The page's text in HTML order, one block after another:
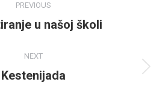
PREVIOUS
Previous
u našoj školi
NEXT
Next
Kestenijada